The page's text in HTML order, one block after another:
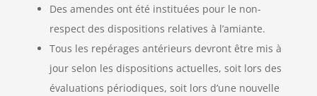
Des amendes ont été instituées pour le non-
respect des dispositions relatives à l’amiante.
Tous les repérages antérieurs devront être mis à
jour selon les dispositions actuelles, soit lors des
évaluations périodiques, soit lors d’une nouvelle